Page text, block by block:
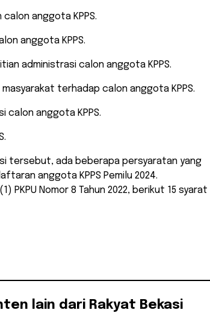
anggota KPPS.
anggota KPPS.
administrasi calon anggota KPPS.
terhadap calon anggota KPPS.
calon anggota KPPS.
tersebut, ada beberapa persyaratan yang
anggota KPPS Pemilu 2024.
PKPU Nomor 8 Tahun 2022, berikut 15 syarat
lain dari Rakyat Bekasi